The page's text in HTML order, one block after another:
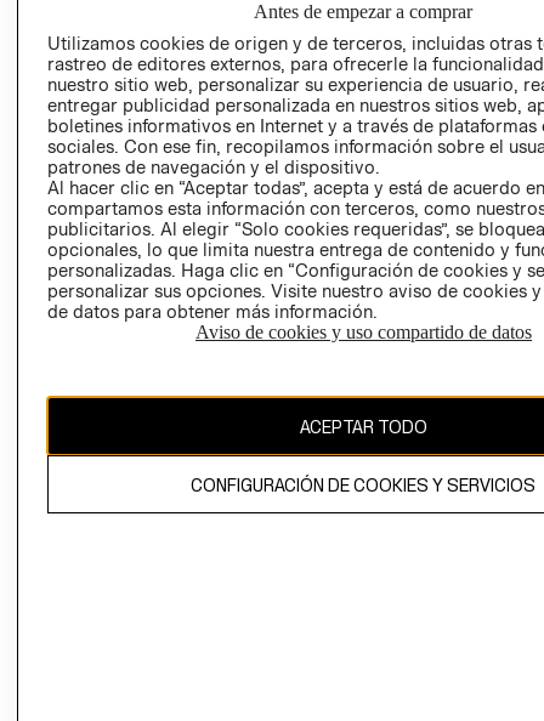
RELACIÓN CON
INVERSIONISTAS
POLÍTICA
EMPRESARIAL
- RETIRO EN
TIENDA
TÉRMINOS Y
CONDICIONES
AVISO DE
PRIVACIDAD
GIFT CARD
AVISO DE
COOKIES
Chile ($)
Antes de empezar a comprar
Utilizamos cookies de origen y de terceros, incluidas otras
rastreo de editores externos, para ofrecerle la
nuestro sitio web, personalizar su experiencia de usuario,
entregar publicidad personalizada en nuestros sitios web,
boletines informativos en Internet y a través de plataformas
sociales. Con ese fin, recopilamos información sobre el
patrones de navegación y el dispositivo.
Al hacer clic en “Aceptar todas”, acepta y está de acuerdo
compartamos esta información con terceros, como
publicitarios. Al elegir “Solo cookies requeridas”, se
opcionales, lo que limita nuestra entrega de contenido y
personalizadas. Haga clic en “Configuración de cookies y
personalizar sus opciones. Visite nuestro aviso de cookies
de datos para obtener más información.
Aviso de cookies y uso compartido de datos
ACEPTAR TODO
CONFIGURACIÓN DE COOKIES Y SERVICIOS